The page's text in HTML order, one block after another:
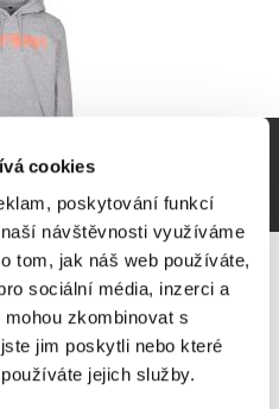
cookies
poskytování funkcí
návštěvnosti využíváme
tom, jak náš web používáte,
sociální média, inzerci a
zkombinovat s
jim poskytli nebo které
jejich služby.
šedo/oranžová L